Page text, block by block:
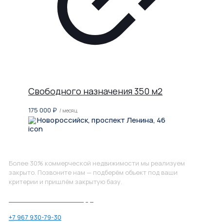
Свободного назначения 350 м2
175 000 ₽ / месяц
Новороссийск, проспект Ленина, 46
Более 30% коммерческой недвижимости мы реализуем
закрыто. Позвоните нам — подберём объект под ваши
критерии и пришлём закрытую базу.
+7 967 930-79-30